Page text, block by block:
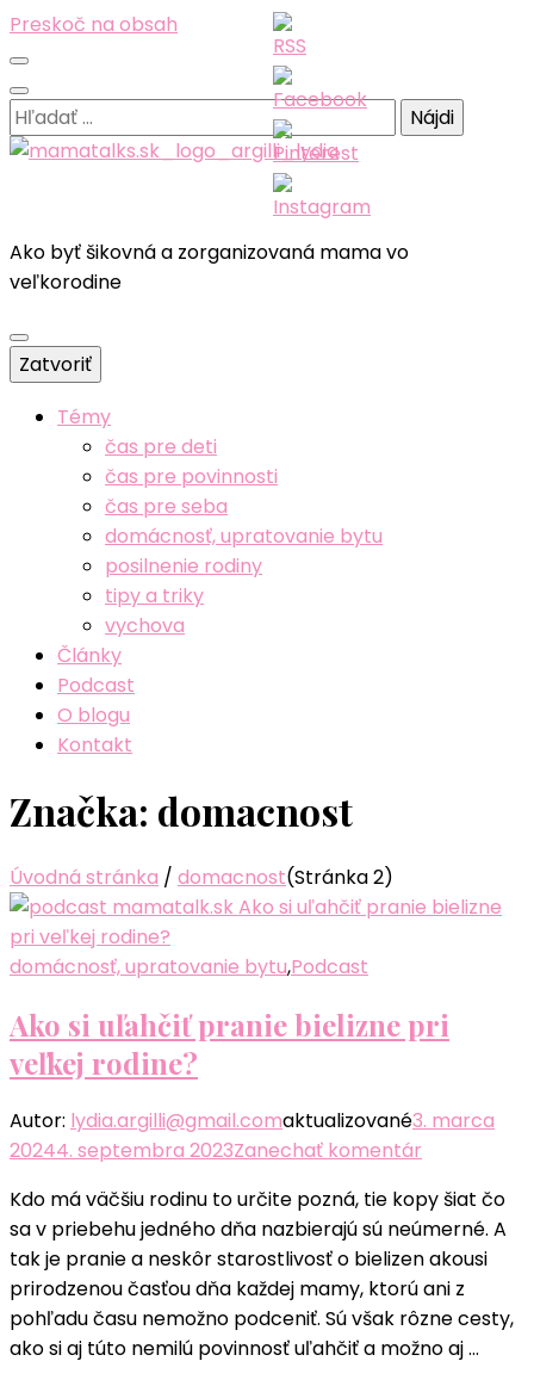
Preskoč na obsah
Hľadať:
Ako byť šikovná a zorganizovaná mama vo
veľkorodine
Zatvoriť
Témy
čas pre deti
čas pre povinnosti
čas pre seba
domácnosť, upratovanie bytu
posilnenie rodiny
tipy a triky
vychova
Články
Podcast
O blogu
Kontakt
Značka: domacnost
Úvodná stránka / domacnost(Stránka 2)
domácnosť, upratovanie bytu,Podcast
Ako si uľahčiť pranie bielizne pri
veľkej rodine?
Autor: lydia.argilli@gmail.comaktualizované3. marca
20244. septembra 2023Zanechať komentár
Ako
si
uľahčiť
pranie
bielizne
pri
Kdo má väčšiu rodinu to určite pozná, tie kopy šiat čo
sa v priebehu jedného dňa nazbierajú sú neúmerné. A
tak je pranie a neskôr starostlivosť o bielizen akousi
prirodzenou časťou dňa každej mamy, ktorú ani z
pohľadu času nemožno podceniť. Sú však rôzne cesty,
ako si aj túto nemilú povinnosť uľahčiť a možno aj …